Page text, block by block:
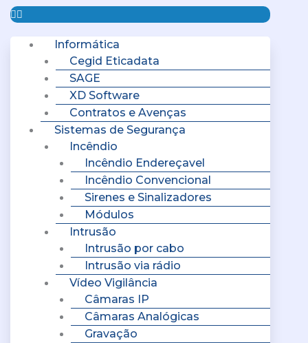
Informática
Cegid Eticadata
SAGE
XD Software
Contratos e Avenças
Sistemas de Segurança
Incêndio
Incêndio Endereçavel
Incêndio Convencional
Sirenes e Sinalizadores
Módulos
Intrusão
Intrusão por cabo
Intrusão via rádio
Vídeo Vigilância
Câmaras IP
Câmaras Analógicas
Gravação